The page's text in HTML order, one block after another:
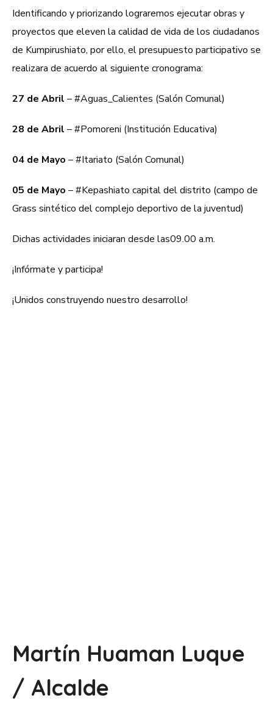
Identificando y priorizando lograremos ejecutar obras y
proyectos que eleven la calidad de vida de los ciudadanos
de Kumpirushiato, por ello, el presupuesto participativo se
realizara de acuerdo al siguiente cronograma:
27 de Abril – #Aguas_Calientes (Salón Comunal)
28 de Abril – #Pomoreni (Institución Educativa)
04 de Mayo – #Itariato (Salón Comunal)
05 de Mayo – #Kepashiato capital del distrito (campo de
Grass sintético del complejo deportivo de la juventud)
Dichas actividades iniciaran desde las09.00 a.m.
¡Infórmate y participa!
¡Unidos construyendo nuestro desarrollo!
Martín Huaman Luque
/ Alcalde